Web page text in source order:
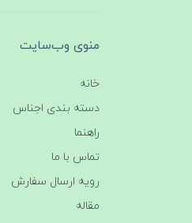
منوی وب‌سایت
خانه
دسته بندی اجناس
راهنما
تماس با ما
رویه ارسال سفارش
مقاله